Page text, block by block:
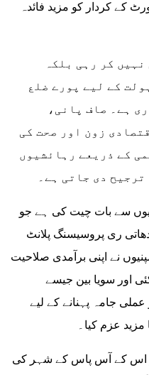
کے کردار کو مزید فائدہ
کر رہی بلکہ
کے لیے پورے ضلع
ہے۔ صاف پانی،
زون اور صحت کی
کے ذریعے رہائشیوں
دی جاتی ہے۔
سے بات چیت کی ہے جو
اور دھاتی ری پروسیسنگ پلانٹ
نے اپنی برآمدی صلاحیت
اور سویا بین جیسے
جامہ پہنانے کے لیے
عزم کیا۔
اس کے آس پاس کے شہر کی